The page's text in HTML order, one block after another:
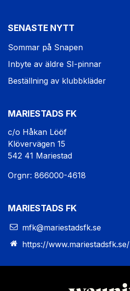
SENASTE NYTT
Sommar på Snapen
Inbyte av äldre SI-pinnar
Beställning av klubbkläder
MARIESTADS FK
c/o Håkan Lööf
Klövervägen 15
542 41 Mariestad
Orgnr: 866000-4618
MARIESTADS FK
mfk@mariestadsfk.se
https://www.mariestadsfk.se/